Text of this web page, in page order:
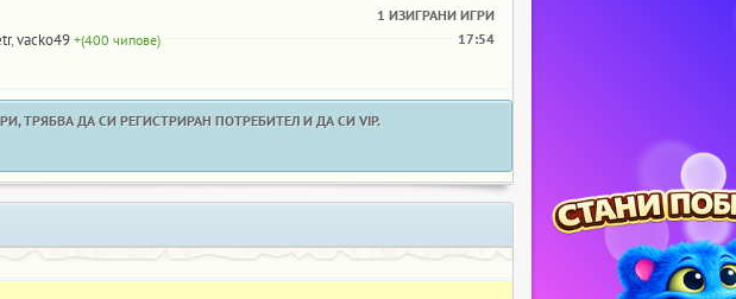
1 ИЗИГРАНИ ИГРИ
,vacko49 +(400 чипове) 17:54
ТРЯБВА ДА СИ РЕГИСТРИРАН ПОТРЕБИТЕЛ И ДА СИ VIP.